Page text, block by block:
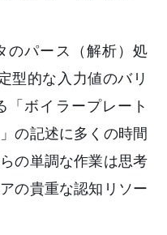
のパース（解析）処
型的な入力値のバリ
「ボイラープレート
の記述に多くの時間
の単調な作業は思考
の貴重な認知リソー